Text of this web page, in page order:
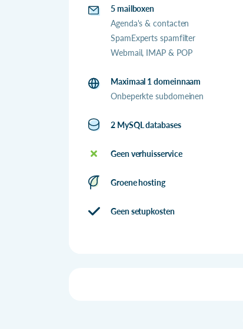
5 mailboxen
Agenda's & contacten
SpamExperts spamfilter
Webmail, IMAP & POP
Maximaal 1 domeinnaam
Onbeperkte subdomeinen
2 MySQL databases
Geen verhuisservice
Groene hosting
Geen setupkosten